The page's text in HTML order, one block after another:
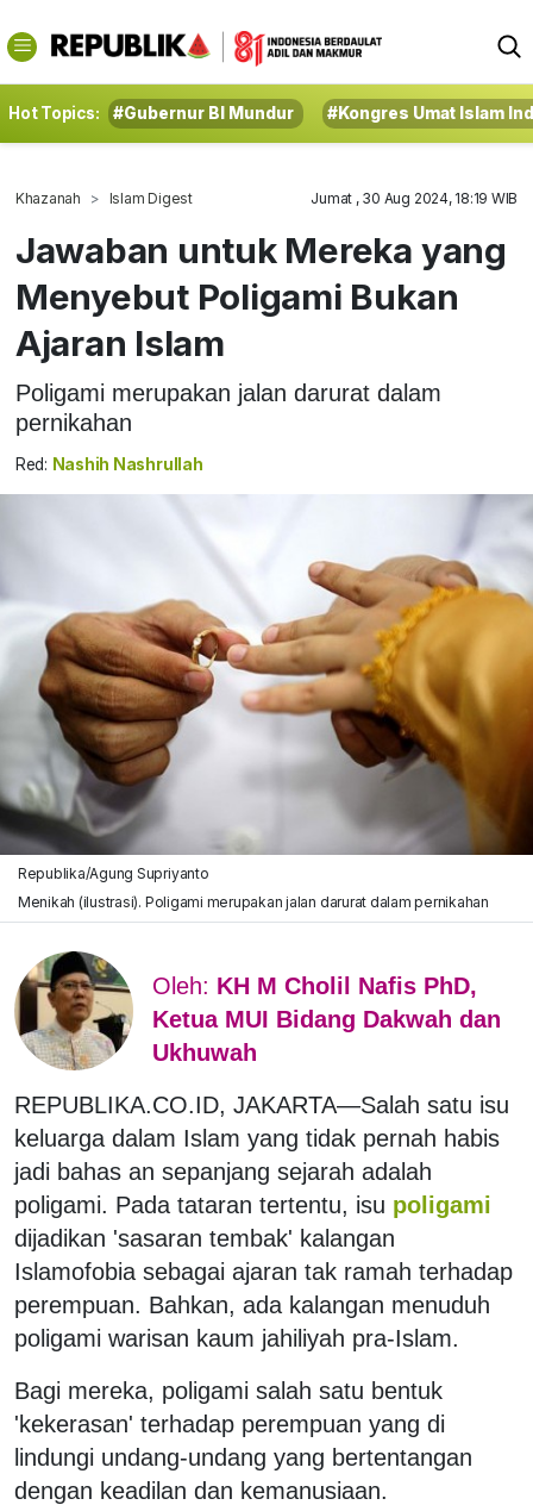
Hot Topics: #Gubernur BI Mundur #Kongres Umat Islam
Khazanah Islam Digest Jumat , 30 Aug 2024, 18:19 WIB
Jawaban untuk Mereka yang
Menyebut Poligami Bukan
Ajaran Islam
Poligami merupakan jalan darurat dalam
pernikahan
Red: Nashih Nashrullah
Republika/Agung Supriyanto
Menikah (ilustrasi). Poligami merupakan jalan darurat dalam pernikahan
Oleh: KH M Cholil Nafis PhD,
Ketua MUI Bidang Dakwah dan
Ukhuwah
REPUBLIKA.CO.ID, JAKARTA—Salah satu isu
keluarga dalam Islam yang tidak pernah habis
jadi bahas an sepanjang sejarah adalah
poligami. Pada tataran tertentu, isu poligami
dijadikan 'sasaran tembak' kalangan
Islamofobia sebagai ajaran tak ramah terhadap
perempuan. Bahkan, ada kalangan menuduh
poligami warisan kaum jahiliyah pra-Islam.
Bagi mereka, poligami salah satu bentuk
'kekerasan' terhadap perempuan yang di
lindungi undang-undang yang bertentangan
dengan keadilan dan kemanusiaan.